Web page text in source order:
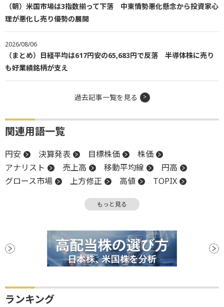
（朝）米国市場は3指数揃って下落 中東情勢悪化懸念から投資家心
理が悪化し売り優勢の展開
2026/08/06
（まとめ）日経平均は617円安の65,683円で反落 半導体株に売り
も好業績銘柄が支え
過去記事一覧を見る
関連用語一覧
円安 決算発表 目標株価
株価
アナリスト
売上高 移動平均線
円高
グロース市場
上方修正 高値
TOPIX
終値 決算
もっと見る
ランキング